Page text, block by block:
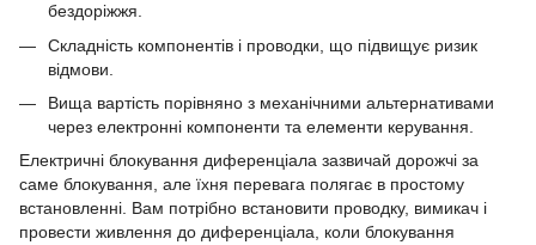
бездоріжжя.
Складність компонентів і проводки, що підвищує ризик
відмови.
Вища вартість порівняно з механічними альтернативами
через електронні компоненти та елементи керування.
Електричні блокування диференціала зазвичай дорожчі за
саме блокування, але їхня перевага полягає в простому
встановленні. Вам потрібно встановити проводку, вимикач і
провести живлення до диференціала, коли блокування